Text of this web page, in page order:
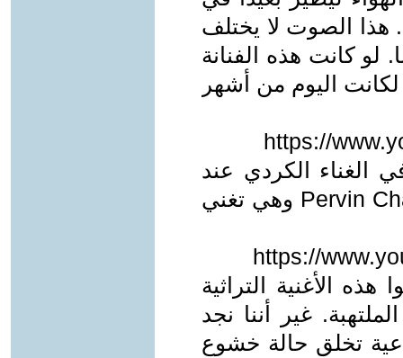
هذا الصوت لا يختلف
لو كانت هذه الفنانة
اليوم من أشهر
https://
الغناء الكردي عند
الفنانة العظيمة (حسب قناعتي) Pervin Chakar وهي تغني
https://
الأغنية التراثية
غير أننا نجد
تخلق حالة خشوع